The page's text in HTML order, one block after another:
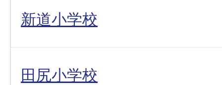
新道小学校
田尻小学校